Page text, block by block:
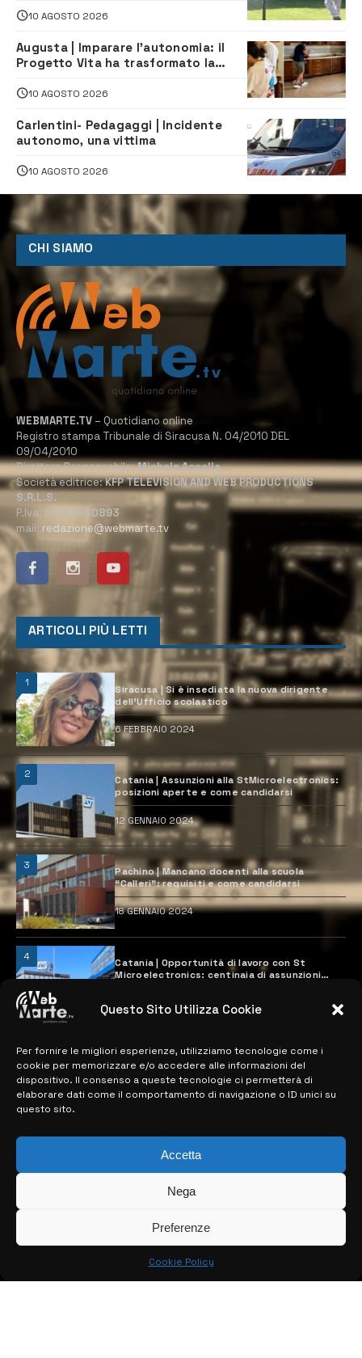
Questo Sito Utilizza Cookie
Per fornire le migliori esperienze, utilizziamo tecnologie come i
cookie per memorizzare e/o accedere alle informazioni del
dispositivo. Il consenso a queste tecnologie ci permetterà di
elaborare dati come il comportamento di navigazione o ID unici su
questo sito.
Accetta
Nega
Preferenze
Cookie Policy
10 AGOSTO 2026
Augusta | Imparare l’autonomia: il
Progetto Vita ha trasformato la
indipendenza
10 AGOSTO 2026
Carlentini- Pedagaggi | Incidente
autonomo, una vittima
10 AGOSTO 2026
CHI SIAMO
WEBMARTE.TV – Quotidiano online
Registro stampa Tribunale di Siracusa N. 04/2010 DEL
09/04/2010
Direttore Responsabile:Michele Accolla
Società editrice:KFP TELEVISION AND WEB PRODUCTIONS
S.R.L.S.
P.Iva: 02184950893
mail: redazione@webmarte.tv
ARTICOLI PIÙ LETTI
1
Siracusa | Si è insediata la nuova dirigente
dell’Ufficio scolastico
6 FEBBRAIO 2024
2
Catania | Assunzioni alla StMicroelectronics:
posizioni aperte e come candidarsi
12 GENNAIO 2024
3
Pachino | Mancano docenti alla scuola
“Calleri”: requisiti e come candidarsi
18 GENNAIO 2024
4
Catania | Opportunità di lavoro con St
Microelectronics: centinaia di assunzioni
28 MARZO 2024
MAPPA DEL SITO
> NOTIZIE
> EDIZIONI LOCALI